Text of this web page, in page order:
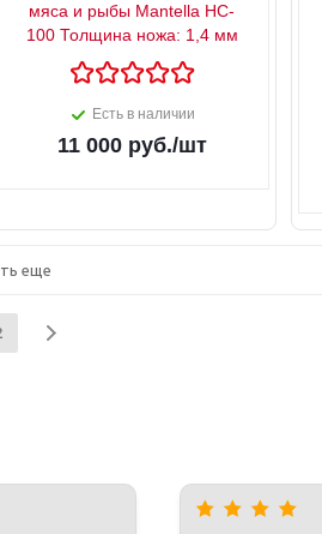
мяса и рыбы Mantella HC-
100 Толщина ножа: 1,4 мм
Есть в наличии
11 000руб./шт
еще